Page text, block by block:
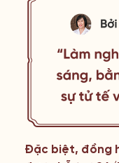
Đặc biệt, đồng